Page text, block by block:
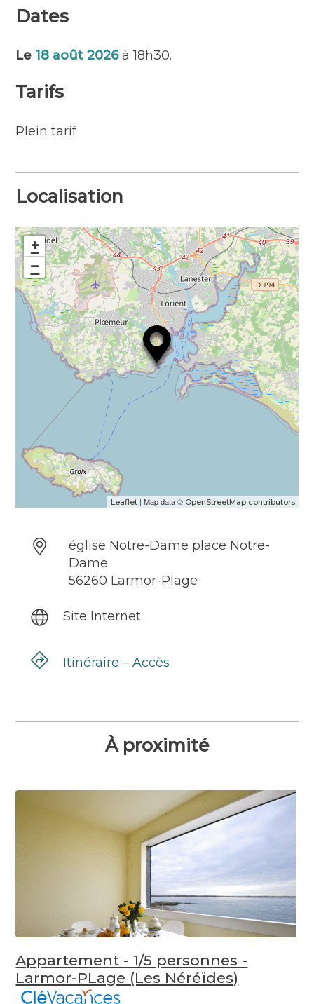
accompagnés d’un bon café saupoudré
d’une dose de jonglage farfelu.
Dates
Le 18 août 2026à 18h30.
Tarifs
Plein tarif
Localisation
+
−
Leaflet| Map data © OpenStreetMap contributors
église Notre-Dame place Notre-
Dame
56260 Larmor-Plage
Site Internet
Itinéraire – Accès
À proximité
Appartement - 1/5 personnes -
Larmor-PLage (Les Néréïdes)